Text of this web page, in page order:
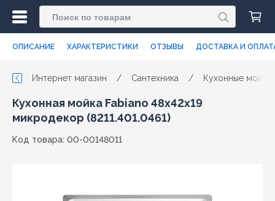
ОПИСАНИЕ ХАРАКТЕРИСТИКИ ОТЗЫВЫ ДОСТАВКА И
Интернет магазин / Сантехника / Кухонные мойки
Кухонная мойка Fabiano 48x42x19
микродекор (8211.401.0461)
Код товара: 00-00148011